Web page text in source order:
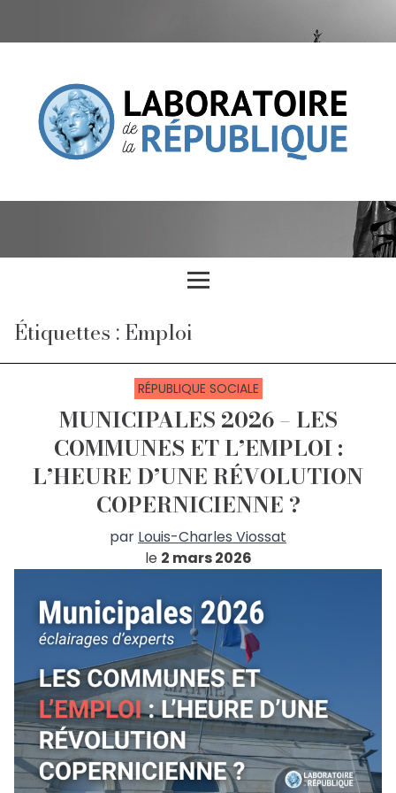
Étiquettes : Emploi
RÉPUBLIQUE SOCIALE
MUNICIPALES 2026 – LES
COMMUNES ET L’EMPLOI :
L’HEURE D’UNE RÉVOLUTION
COPERNICIENNE ?
par Louis-Charles Viossat
le 2 mars 2026